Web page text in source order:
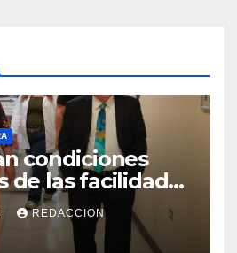
condiciones
de las facilidades
de la Salud
REDACCION